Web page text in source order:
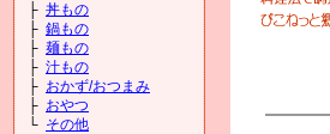
├ 丼もの
├ 鍋もの
├ 麺もの
├ 汁もの
├ おかず/おつまみ
├ おやつ
└ その他